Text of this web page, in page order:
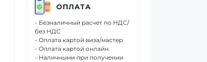
ОПЛАТА
- Безналичный расчет по НДС/
без НДС
- Оплата картой виза/мастер
- Оплата картой онлайн
- Наличными при получении